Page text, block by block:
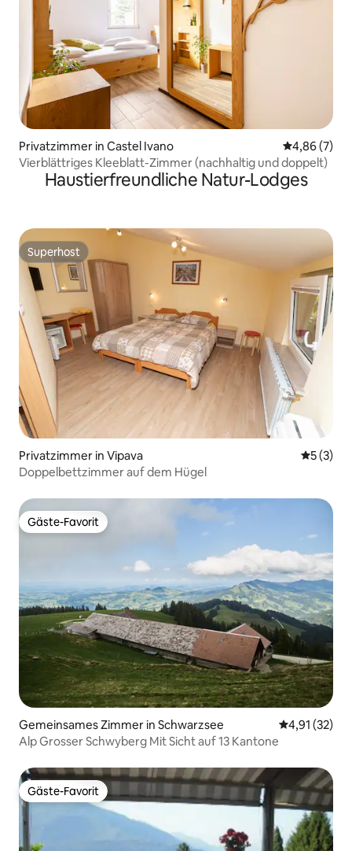
Privatzimmer in Castel Ivano
4,86 (7)
Vierblättriges Kleeblatt-Zimmer (nachhaltig und doppelt)
Haustierfreundliche Natur-Lodges
Superhost
Superhost
Privatzimmer in Vipava
5 (3)
Doppelbettzimmer auf dem Hügel
Gäste-Favorit
Gäste-Favorit
Gemeinsames Zimmer in Schwarzsee
4,91 (32)
Alp Grosser Schwyberg Mit Sicht auf 13 Kantone
Gäste-Favorit
Gäste-Favorit